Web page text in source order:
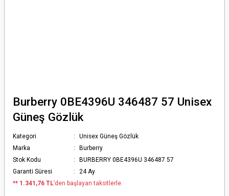
Burberry 0BE4396U 346487 57 Unisex
Güneş Gözlük
Kategori
Unisex Güneş Gözlük
Marka
Burberry
Stok Kodu
BURBERRY 0BE4396U 346487 57
Garanti Süresi
24 Ay
** 1.341,76 TL’den başlayan taksitlerle.